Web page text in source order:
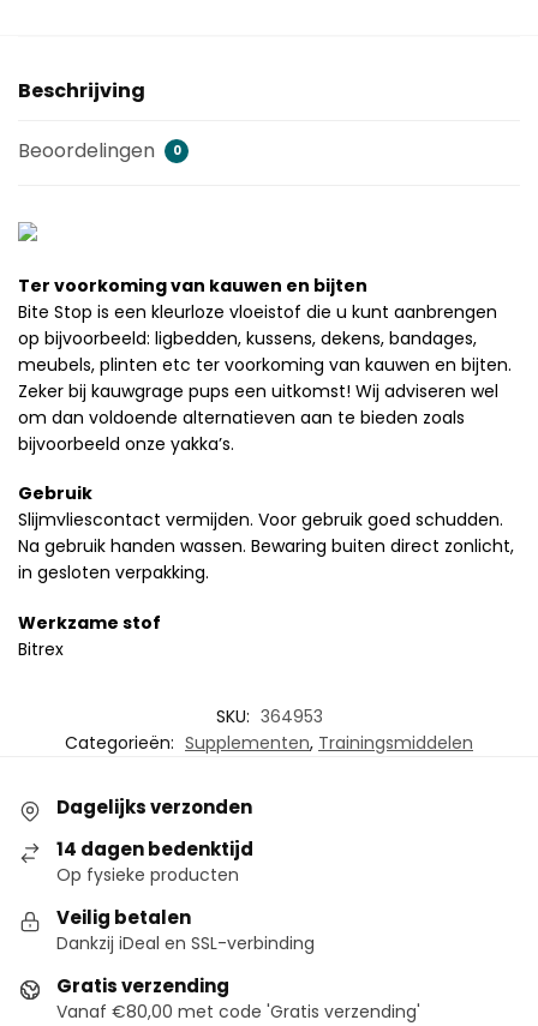
Beschrijving
Beoordelingen 0
Ter voorkoming van kauwen en bijten
Bite Stop is een kleurloze vloeistof die u kunt aanbrengen
op bijvoorbeeld: ligbedden, kussens, dekens, bandages,
meubels, plinten etc ter voorkoming van kauwen en bijten.
Zeker bij kauwgrage pups een uitkomst! Wij adviseren wel
om dan voldoende alternatieven aan te bieden zoals
bijvoorbeeld onze yakka’s.
Gebruik
Slijmvliescontact vermijden. Voor gebruik goed schudden.
Na gebruik handen wassen. Bewaring buiten direct zonlicht,
in gesloten verpakking.
Werkzame stof
Bitrex
SKU: 364953
Categorieën: Supplementen, Trainingsmiddelen
Dagelijks verzonden
14 dagen bedenktijd
Op fysieke producten
Veilig betalen
Dankzij iDeal en SSL-verbinding
Gratis verzending
Vanaf €80,00 met code 'Gratis verzending'